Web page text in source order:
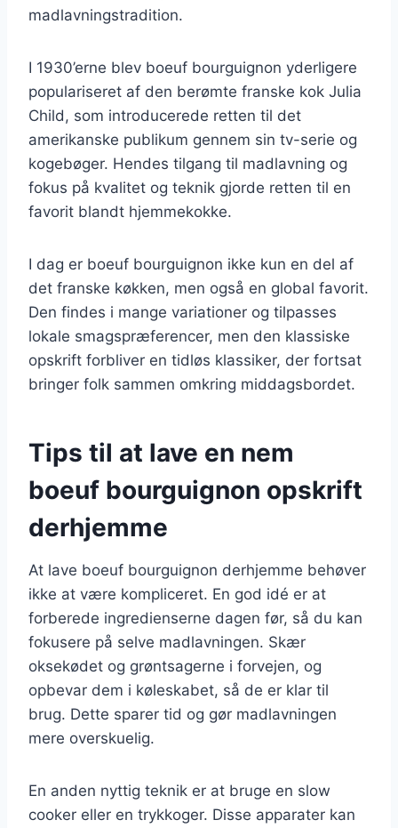
madlavningstradition.
I 1930’erne blev boeuf bourguignon yderligere
populariseret af den berømte franske kok Julia
Child, som introducerede retten til det
amerikanske publikum gennem sin tv-serie og
kogebøger. Hendes tilgang til madlavning og
fokus på kvalitet og teknik gjorde retten til en
favorit blandt hjemmekokke.
I dag er boeuf bourguignon ikke kun en del af
det franske køkken, men også en global favorit.
Den findes i mange variationer og tilpasses
lokale smagspræferencer, men den klassiske
opskrift forbliver en tidløs klassiker, der fortsat
bringer folk sammen omkring middagsbordet.
Tips til at lave en nem
boeuf bourguignon opskrift
derhjemme
At lave boeuf bourguignon derhjemme behøver
ikke at være kompliceret. En god idé er at
forberede ingredienserne dagen før, så du kan
fokusere på selve madlavningen. Skær
oksekødet og grøntsagerne i forvejen, og
opbevar dem i køleskabet, så de er klar til
brug. Dette sparer tid og gør madlavningen
mere overskuelig.
En anden nyttig teknik er at bruge en slow
cooker eller en trykkoger. Disse apparater kan